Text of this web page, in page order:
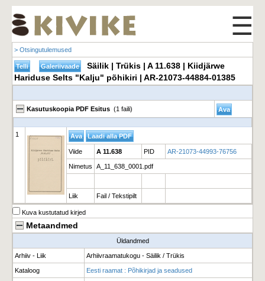
☰
> Otsingutulemused
Säilik | Trükis | A 11.638 | Kiidjärwe
Hariduse Selts "Kalju" põhikiri | AR-21073-44884-01385
Kasutuskoopia PDF Esitus (1 faili)
1
Viide A 11.638 PID AR-21073-44993-76756
Nimetus A_11_638_0001.pdf
Liik Fail / Tekstipilt
Kuva kustutatud kirjed
Metaandmed
Üldandmed
Arhiiv - Liik Arhiivraamatukogu - Säilik / Trükis
Kataloog Eesti raamat : Põhikirjad ja seadused